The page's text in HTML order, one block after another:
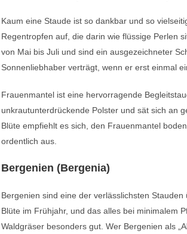
Kaum eine Staude ist so dankbar und so
Regentropfen auf, die darin wie flüssige Perlen
von Mai bis Juli und sind ein ausgezeichneter
Sonnenliebhaber verträgt, wenn er erst einmal
Frauenmantel ist eine hervorragende
unkrautunterdrückende Polster und sät sich an
Blüte empfiehlt es sich, den Frauenmantel
ordentlich aus.
Bergenien (Bergenia)
Bergenien sind eine der verlässlichsten
Blüte im Frühjahr, und das alles bei minimalem
Waldgräser besonders gut. Wer Bergenien als